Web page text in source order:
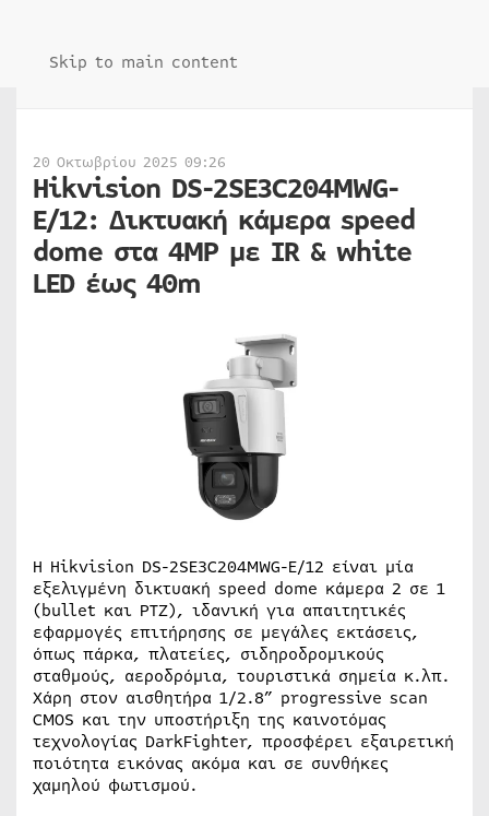
Skip to main content
20 Οκτωβρίου 2025 09:26
Hikvision DS-2SE3C204MWG-
E/12: Δικτυακή κάμερα speed
dome στα 4MP με IR & white
LED έως 40m
Η Hikvision DS-2SE3C204MWG-E/12 είναι μία
εξελιγμένη δικτυακή speed dome κάμερα 2 σε 1
(bullet και PTZ), ιδανική για απαιτητικές
εφαρμογές επιτήρησης σε μεγάλες εκτάσεις,
όπως πάρκα, πλατείες, σιδηροδρομικούς
σταθμούς, αεροδρόμια, τουριστικά σημεία κ.λπ.
Χάρη στον αισθητήρα 1/2.8” progressive scan
CMOS και την υποστήριξη της καινοτόμας
τεχνολογίας DarkFighter, προσφέρει εξαιρετική
ποιότητα εικόνας ακόμα και σε συνθήκες
χαμηλού φωτισμού.